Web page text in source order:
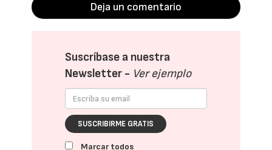
Deja un comentario
Suscríbase a nuestra
Newsletter - Ver ejemplo
SUSCRIBIRME GRATIS
Marcar todos